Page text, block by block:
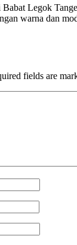
Legok
warna dan
fields are